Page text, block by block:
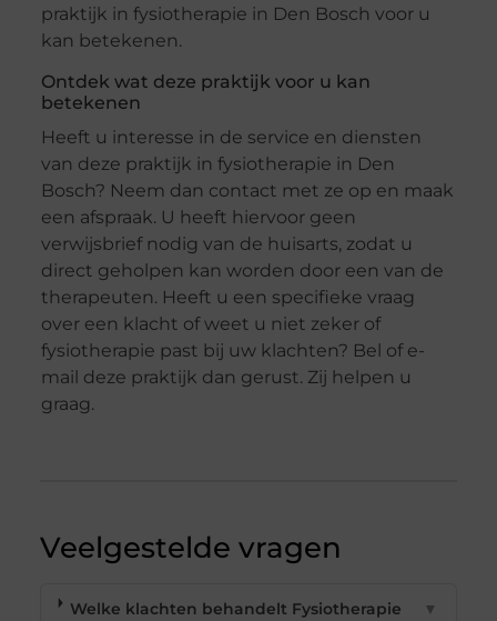
praktijk in fysiotherapie in Den Bosch voor u
kan betekenen.
Ontdek wat deze praktijk voor u kan
betekenen
Heeft u interesse in de service en diensten
van deze praktijk in fysiotherapie in Den
Bosch? Neem dan contact met ze op en maak
een afspraak. U heeft hiervoor geen
verwijsbrief nodig van de huisarts, zodat u
direct geholpen kan worden door een van de
therapeuten. Heeft u een specifieke vraag
over een klacht of weet u niet zeker of
fysiotherapie past bij uw klachten? Bel of e-
mail deze praktijk dan gerust. Zij helpen u
graag.
Veelgestelde vragen
Welke klachten behandelt Fysiotherapie
▼